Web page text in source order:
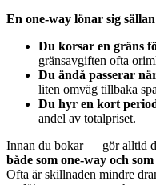
En one-way lönar sig
Du korsar en gräns
gränsavgiften ofta
Du ändå passerar
liten omväg tillbaka
Du hyr en kort
andel av totalpriset.
Innan du bokar — gör alltid
både som one-way och
Ofta är skillnaden mindre